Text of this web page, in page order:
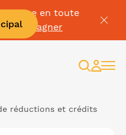
en toute
réductions et crédits